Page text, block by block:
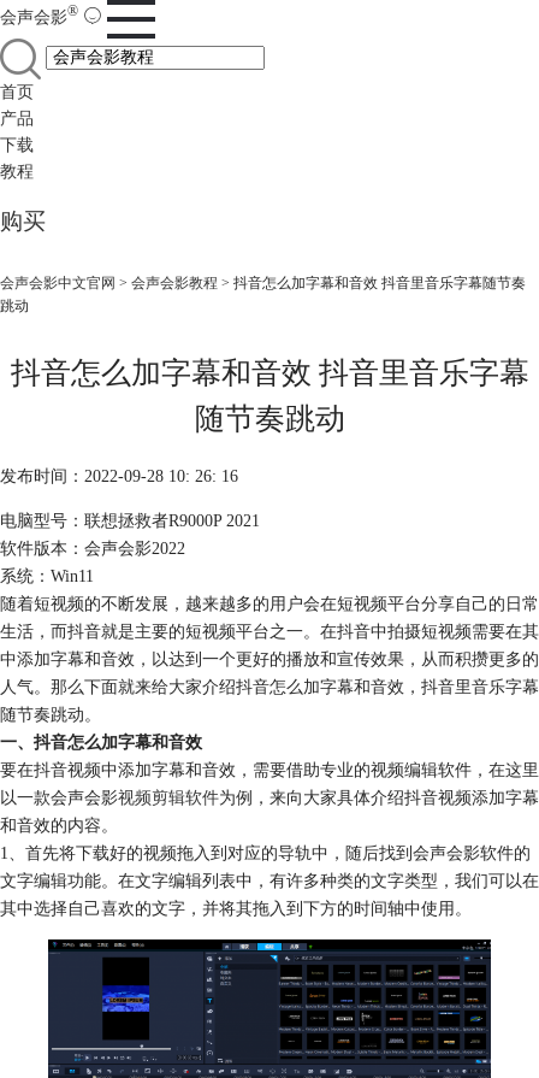
会声会影®
首页
产品
下载
教程
购买
会声会影中文官网 > 会声会影教程 > 抖音怎么加字幕和音效 抖音里音乐字幕随节奏
跳动
抖音怎么加字幕和音效 抖音里音乐字幕
随节奏跳动
发布时间：2022-09-28 10: 26: 16
电脑型号：联想拯救者R9000P 2021
软件版本：会声会影2022
系统：Win11
随着短视频的不断发展，越来越多的用户会在短视频平台分享自己的日常
生活，而抖音就是主要的短视频平台之一。在抖音中拍摄短视频需要在其
中添加字幕和音效，以达到一个更好的播放和宣传效果，从而积攒更多的
人气。那么下面就来给大家介绍抖音怎么加字幕和音效，抖音里音乐字幕
随节奏跳动。
一、抖音怎么加字幕和音效
要在抖音视频中添加字幕和音效，需要借助专业的视频编辑软件，在这里
以一款会声会影视频剪辑软件为例，来向大家具体介绍抖音视频添加字幕
和音效的内容。
1、首先将下载好的视频拖入到对应的导轨中，随后找到会声会影软件的
文字编辑功能。在文字编辑列表中，有许多种类的文字类型，我们可以在
其中选择自己喜欢的文字，并将其拖入到下方的时间轴中使用。